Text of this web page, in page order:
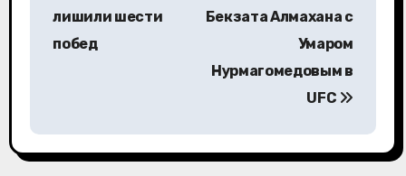
а
ц
лишили шести
побед
Бекзата Алмахана с
Умаром
Нурмагомедовым в
UFC